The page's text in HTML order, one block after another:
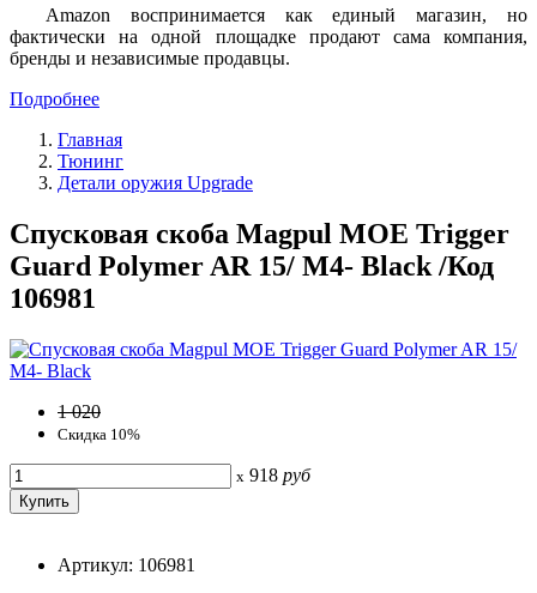
Amazon воспринимается как единый магазин, но
фактически на одной площадке продают сама компания,
бренды и независимые продавцы.
Подробнее
Главная
Тюнинг
Детали оружия Upgrade
Спусковая скоба Magpul MOE Trigger
Guard Polymer AR 15/ M4- Black /Код
106981
1 020
Скидка 10%
x 918 руб
Артикул: 106981